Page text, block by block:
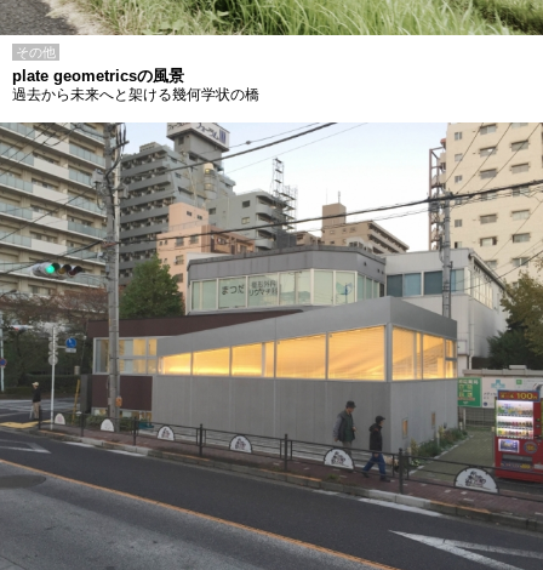
その他
plate geometricsの風景
過去から未来へと架ける幾何学状の橋